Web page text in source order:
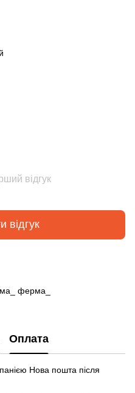
відгук
відгук
ферма_
Оплата
Нова пошта після